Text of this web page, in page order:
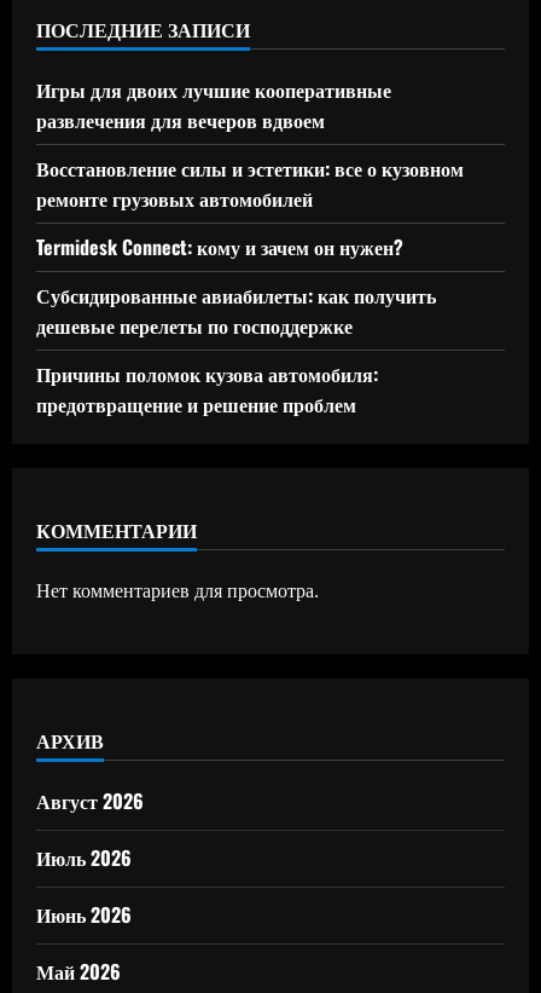
ПОСЛЕДНИЕ ЗАПИСИ
Игры для двоих лучшие кооперативные
развлечения для вечеров вдвоем
Восстановление силы и эстетики: все о кузовном
ремонте грузовых автомобилей
Termidesk Connect: кому и зачем он нужен?
Субсидированные авиабилеты: как получить
дешевые перелеты по господдержке
Причины поломок кузова автомобиля:
предотвращение и решение проблем
КОММЕНТАРИИ
Нет комментариев для просмотра.
АРХИВ
Август 2026
Июль 2026
Июнь 2026
Май 2026